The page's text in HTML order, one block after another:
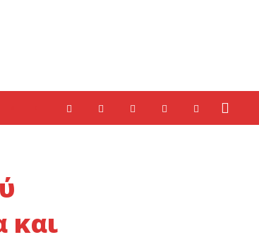
και